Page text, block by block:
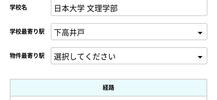
学校名
学校最寄り駅
物件最寄り駅
経路